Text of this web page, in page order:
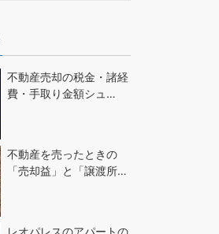
不動産売却の税金・諸経
費・手取り金額シュ…
不動産を売ったときの
「売却益」と「譲渡所…
レオパレスのアパートの